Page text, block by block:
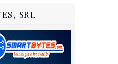
SRL